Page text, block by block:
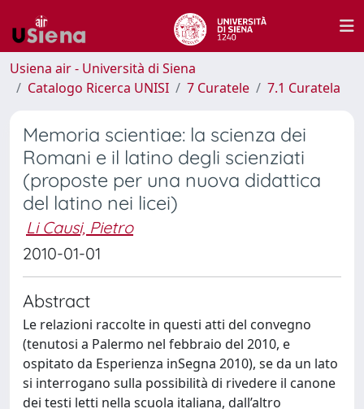
Usiena air - Università di Siena
Catalogo Ricerca UNISI
7 Curatele 7.1 Curatela
Memoria scientiae: la scienza dei
Romani e il latino degli scienziati
(proposte per una nuova didattica
del latino nei licei)
Li Causi, Pietro
2010-01-01
Abstract
Le relazioni raccolte in questi atti del convegno
(tenutosi a Palermo nel febbraio del 2010, e
ospitato da Esperienza inSegna 2010), se da un lato
si interrogano sulla possibilità di rivedere il canone
dei testi letti nella scuola italiana, dall’altro